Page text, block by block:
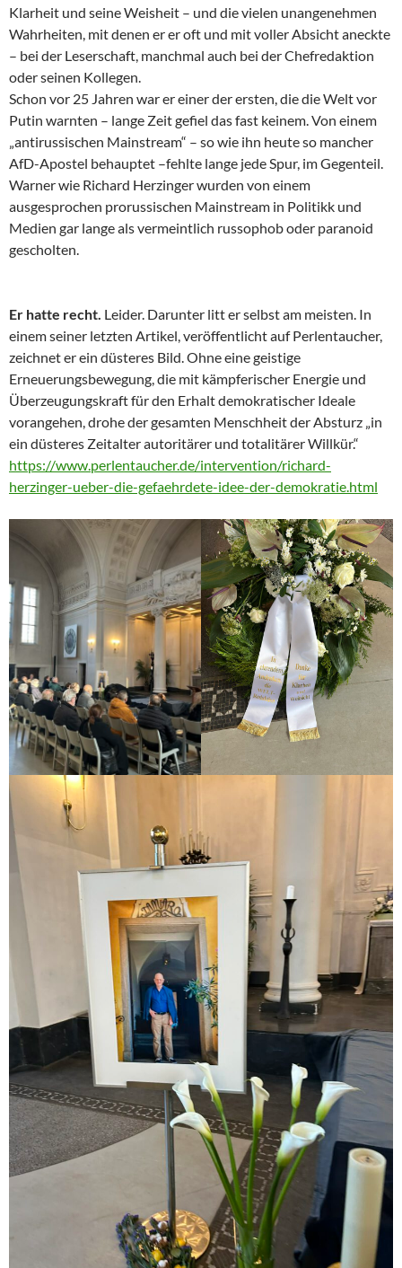
Klarheit und seine Weisheit – und die vielen unangenehmen
Wahrheiten, mit denen er er oft und mit voller Absicht aneckte
– bei der Leserschaft, manchmal auch bei der Chefredaktion
oder seinen Kollegen.
Schon vor 25 Jahren war er einer der ersten, die die Welt vor
Putin warnten – lange Zeit gefiel das fast keinem. Von einem
„antirussischen Mainstream“ – so wie ihn heute so mancher
AfD-Apostel behauptet –fehlte lange jede Spur, im Gegenteil.
Warner wie Richard Herzinger wurden von einem
ausgesprochen prorussischen Mainstream in Politikk und
Medien gar lange als vermeintlich russophob oder paranoid
gescholten.
Er hatte recht. Leider. Darunter litt er selbst am meisten. In
einem seiner letzten Artikel, veröffentlicht auf Perlentaucher,
zeichnet er ein düsteres Bild. Ohne eine geistige
Erneuerungsbewegung, die mit kämpferischer Energie und
Überzeugungskraft für den Erhalt demokratischer Ideale
vorangehen, drohe der gesamten Menschheit der Absturz „in
ein düsteres Zeitalter autoritärer und totalitärer Willkür.“
https://www.perlentaucher.de/intervention/richard-
herzinger-ueber-die-gefaehrdete-idee-der-demokratie.html